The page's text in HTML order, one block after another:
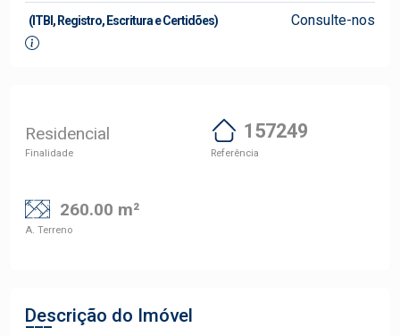
(ITBI, Registro, Escritura e Certidões) Consulte-nos
Residencial
Finalidade
157249
Referência
260.00 m²
A. Terreno
Descrição do Imóvel